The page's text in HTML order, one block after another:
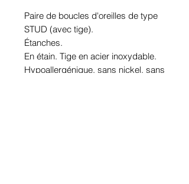
Paire de boucles d'oreilles de type
STUD (avec tige).
Étanches.
En étain. Tige en acier inoxydable.
Hypoallergénique, sans nickel, sans